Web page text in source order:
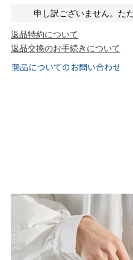
tutumo -つつも-
kalie. -カリエ-
ふわカルシリーズ
整うシリーズ
申し訳ございません。た
返品特約について
返品交換のお手続きについて
商品についてのお問い合わせ